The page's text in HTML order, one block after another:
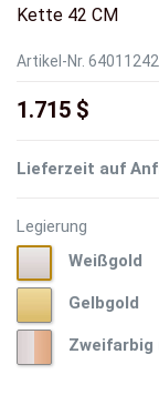
Kette 42 CM
Artikel-Nr. 64011242
1.715 $
Lieferzeit auf
Legierung
WeißgoldWeißgold
GelbgoldGelbgold
Zweifarbig
(Weiß/Rot)
Zweifarbig